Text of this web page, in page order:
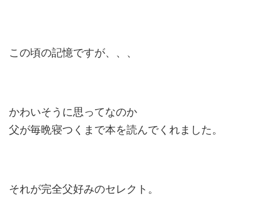
この頃の記憶ですが、、、
かわいそうに思ってなのか
父が毎晩寝つくまで本を読んでくれました。
それが完全父好みのセレクト。